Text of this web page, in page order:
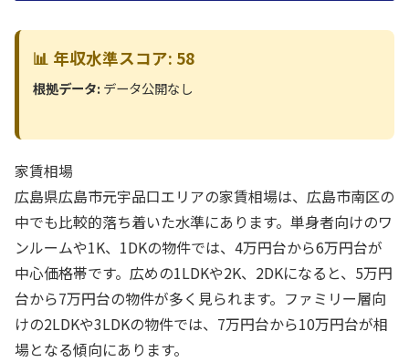
📊 年収水準スコア: 58
根拠データ:データ公開なし
家賃相場
広島県広島市元宇品口エリアの家賃相場は、広島市南区の
中でも比較的落ち着いた水準にあります。単身者向けのワ
ンルームや1K、1DKの物件では、4万円台から6万円台が
中心価格帯です。広めの1LDKや2K、2DKになると、5万円
台から7万円台の物件が多く見られます。ファミリー層向
けの2LDKや3LDKの物件では、7万円台から10万円台が相
場となる傾向にあります。